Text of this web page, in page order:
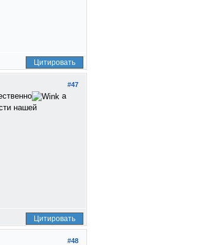
Цитировать
#47
а
нашей
Цитировать
#48